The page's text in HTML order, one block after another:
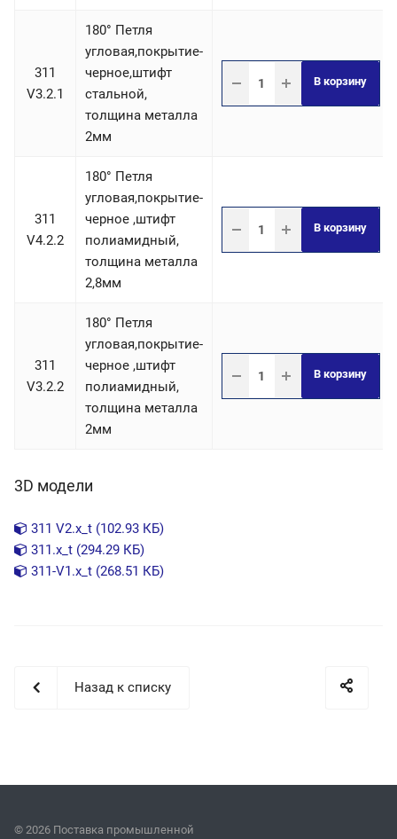
311
V3.2.1
180° Петля
угловая,покрытие-
черное,штифт
стальной,
толщина металла
2мм
В корзину
311
V4.2.2
180° Петля
угловая,покрытие-
черное ,штифт
полиамидный,
толщина металла
2,8мм
В корзину
311
V3.2.2
180° Петля
угловая,покрытие-
черное ,штифт
полиамидный,
толщина металла
2мм
В корзину
3D модели
311 V2.x_t (102.93 КБ)
311.x_t (294.29 КБ)
311-V1.x_t (268.51 КБ)
Назад к списку
© 2026 Поставка промышленной